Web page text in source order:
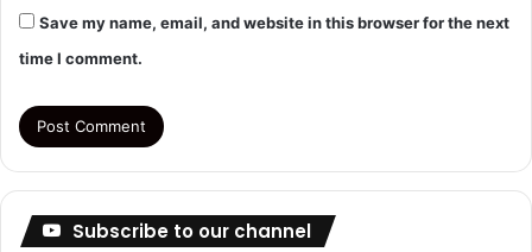
Save my name, email, and website in this browser for the next
time I comment.
Subscribe to our channel